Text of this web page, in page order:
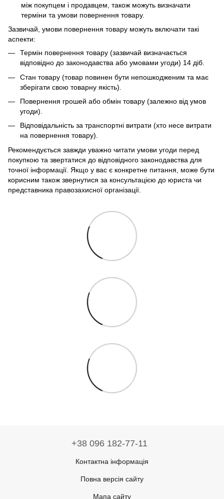
між покупцем і продавцем, також можуть визначати
терміни та умови повернення товару.
Зазвичай, умови повернення товару можуть включати такі
аспекти:
Термін повернення товару (зазвичай визначається
відповідно до законодавства або умовами угоди) 14 діб.
Стан товару (товар повинен бути непошкодженим та має
зберігати свою товарну якість).
Повернення грошей або обмін товару (залежно від умов
угоди).
Відповідальність за транспортні витрати (хто несе витрати
на повернення товару).
Рекомендується завжди уважно читати умови угоди перед
покупкою та звертатися до відповідного законодавства для
точної інформації. Якщо у вас є конкретне питання, може бути
корисним також звернутися за консультацією до юриста чи
представника правозахисної організації.
+38 096 182-77-11
Контактна інформація
Повна версія сайту
Мапа сайту